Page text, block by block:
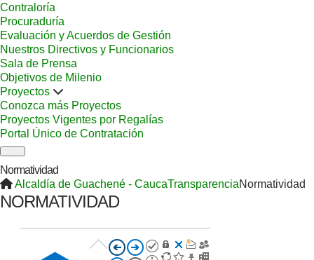
Contraloría
Procuraduría
Evaluación y Acuerdos de Gestión
Nuestros Directivos y Funcionarios
Sala de Prensa
Objetivos de Milenio
Proyectos
Conozca más Proyectos
Proyectos Vigentes por Regalías
Portal Único de Contratación
Normatividad
Alcaldía de Guachené - CaucaTransparenciaNormatividad
NORMATIVIDAD